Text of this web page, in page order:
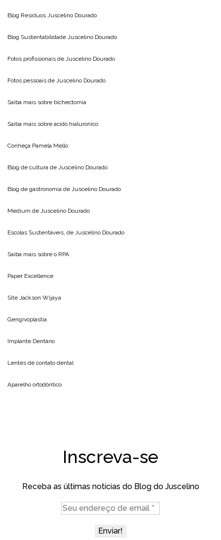
Blog Resíduos Juscelino Dourado
Blog Sustentabilidade Juscelino Dourado
Fotos profissionais de Juscelino Dourado
Fotos pessoais de Juscelino Dourado
Saiba mais sobre bichectomia
Saiba mais sobre acido hialuronico
Conheça Pamela Mello
Blog de cultura de Juscelino Dourado
Blog de gastronomia de Juscelino Dourado
Medium de Juscelino Dourado
Escolas Sustentáveis, de Juscelino Dourado
Saiba mais sobre o RPA
Paper Excellence
Site Jackson Wijaya
Gengivoplastia
Implante Dentário
Lentes de contato dental
Aparelho ortodôntico
Inscreva-se
Receba as últimas notícias do Blog do Juscelino